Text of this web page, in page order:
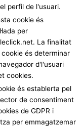
perfil de l'usuari.
cookie és
per
La finalitat
cookie és determinar
d'l'usuari
cookies.
és establerta pel
de consentiment
de GDPR i
per emmagatzemar